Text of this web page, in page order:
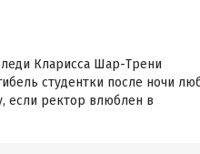
Кларисса Шар-Трени
студентки после ночи
если ректор влюблен в